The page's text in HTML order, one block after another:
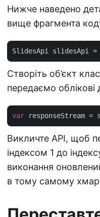
Нижче наведено
вище фрагмента
SlidesApi slidesApi =
Створіть об’єкт
передаємо облікові
var
Викличте API, щоб
індексом 1 до
виконання
в тому самому